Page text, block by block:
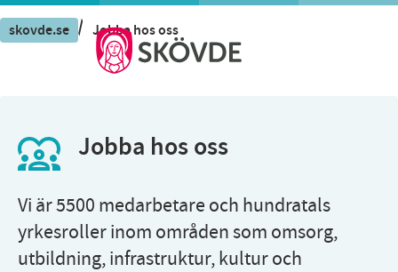
skovde.se / Jobba hos oss
Jobba hos oss
Vi är 5500 medarbetare och hundratals
yrkesroller inom områden som omsorg,
utbildning, infrastruktur, kultur och